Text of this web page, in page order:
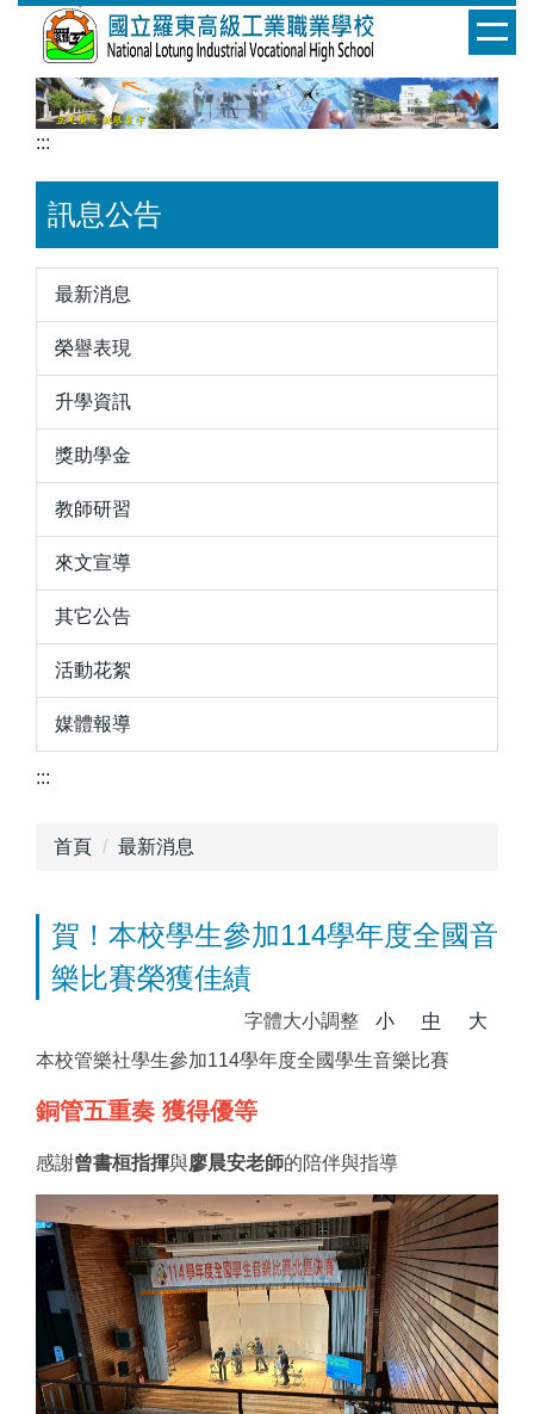
:::
訊息公告
最新消息
榮譽表現
升學資訊
獎助學金
教師研習
來文宣導
其它公告
活動花絮
媒體報導
:::
首頁 最新消息
賀！本校學生參加114學年度全國音
樂比賽榮獲佳績
字體大小調整 小 中
大
本校管樂社學生參加114學年度全國學生音樂比賽
銅管五重奏 獲得優等
感謝曾書桓指揮與廖晨安老師的陪伴與指導